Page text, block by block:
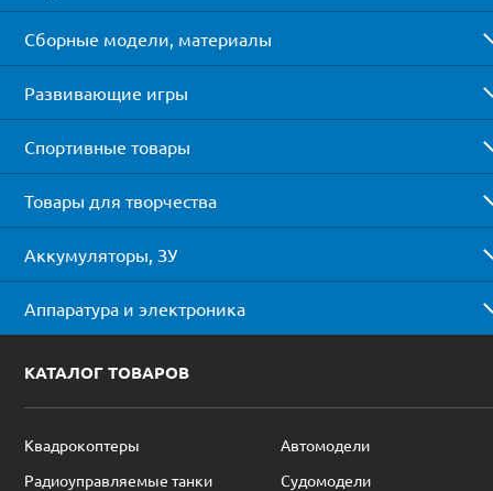
Сборные модели, материалы
Развивающие игры
Спортивные товары
Товары для творчества
Аккумуляторы, ЗУ
Аппаратура и электроника
КАТАЛОГ ТОВАРОВ
Квадрокоптеры
Автомодели
Радиоуправляемые танки
Судомодели